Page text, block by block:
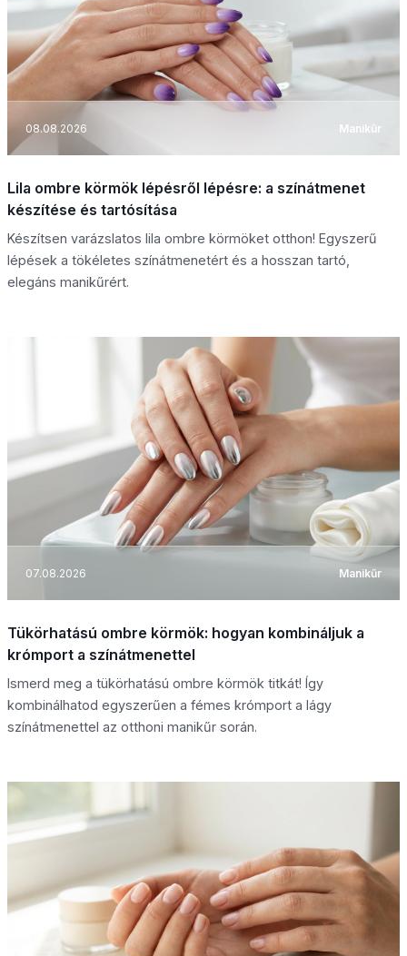
08.08.2026 Manikűr
Lila ombre körmök lépésről lépésre: a színátmenet
készítése és tartósítása
Készítsen varázslatos lila ombre körmöket otthon! Egyszerű
lépések a tökéletes színátmenetért és a hosszan tartó,
elegáns manikűrért.
07.08.2026 Manikűr
Tükörhatású ombre körmök: hogyan kombináljuk a
krómport a színátmenettel
Ismerd meg a tükörhatású ombre körmök titkát! Így
kombinálhatod egyszerűen a fémes krómport a lágy
színátmenettel az otthoni manikűr során.